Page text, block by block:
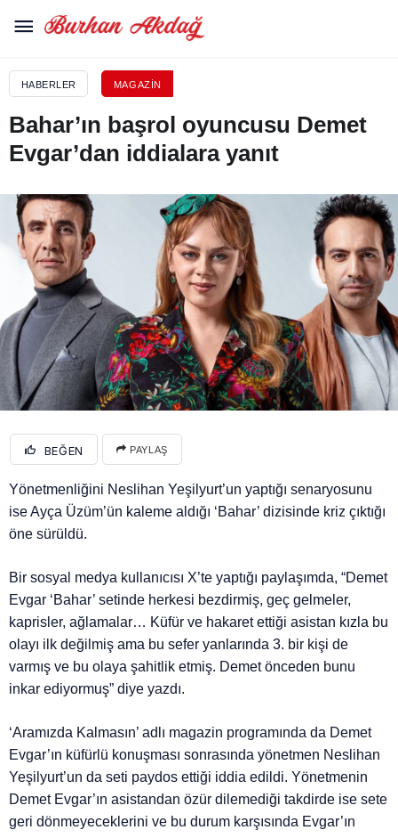
HABERLER MAGAZIN
Bahar’ın başrol oyuncusu Demet
Evgar’dan iddialara yanıt
BEĞEN PAYLAŞ
Yönetmenliğini Neslihan Yeşilyurt’un yaptığı senaryosunu
ise Ayça Üzüm’ün kaleme aldığı ‘Bahar’ dizisinde kriz çıktığı
öne sürüldü.
Bir sosyal medya kullanıcısı X’te yaptığı paylaşımda, “Demet
Evgar ‘Bahar’ setinde herkesi bezdirmiş, geç gelmeler,
kaprisler, ağlamalar… Küfür ve hakaret ettiği asistan kızla bu
olayı ilk değilmiş ama bu sefer yanlarında 3. bir kişi de
varmış ve bu olaya şahitlik etmiş. Demet önceden bunu
inkar ediyormuş” diye yazdı.
‘Aramızda Kalmasın’ adlı magazin programında da Demet
Evgar’ın küfürlü konuşması sonrasında yönetmen Neslihan
Yeşilyurt’un da seti paydos ettiği iddia edildi. Yönetmenin
Demet Evgar’ın asistandan özür dilemediği takdirde ise sete
geri dönmeyeceklerini ve bu durum karşısında Evgar’ın